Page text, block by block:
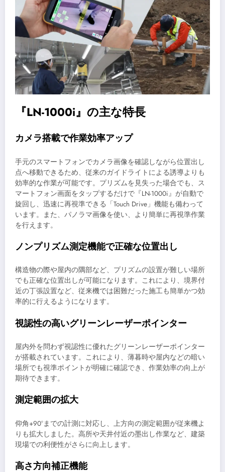
『LN-1000i』の主な特長
カメラ搭載で作業効率アップ
手元のスマートフォンでカメラ画像を確認しながら位置出し
点へ移動できるため、従来のガイドライトによる誘導よりも
効率的な作業が可能です。プリズムを見失った場合でも、ス
マートフォン画面をタップするだけで『LN-1000i』が自動で
旋回し、迅速に再視準できる「Touch Drive」機能も備わって
います。また、パノラマ画像を使い、より簡単に再視準作業
を行えます。
ノンプリズム測定機能で正確な位置出し
構造物の際や屋内の隅部など、プリズムの設置が難しい場所
でも正確な位置出しが可能になります。これにより、境界付
近の丁張設置など、従来機では困難だった施工も簡単かつ効
率的に行えるようになります。
視認性の高いグリーンレーザーポインター
屋内外を問わず視認性に優れたグリーンレーザーポインター
が搭載されています。これにより、薄暮時や屋内などの暗い
場所でも視準ポイントが明確に確認でき、作業効率の向上が
期待できます。
測定範囲の拡大
仰角+90°までの計測に対応し、上方向の測定範囲が従来機よ
りも拡大しました。高所や天井付近の墨出し作業など、建築
現場での利便性がさらに向上します。
高さ方向補正機能